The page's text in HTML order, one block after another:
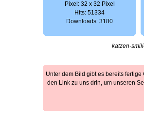
Pixel: 32 x 32 Pixel
Hits: 51334
Downloads: 3180
katzen-
Unter dem Bild gibt es bereits
den Link zu uns drin, um unseren